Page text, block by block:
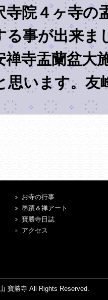
寺院４ヶ寺の
る事が出来ま
禅寺盂蘭盆大
思います。友
お寺の行事
墨蹟＆禅アート
寶勝寺日誌
アクセス
寶勝寺 All Rights Reserved.